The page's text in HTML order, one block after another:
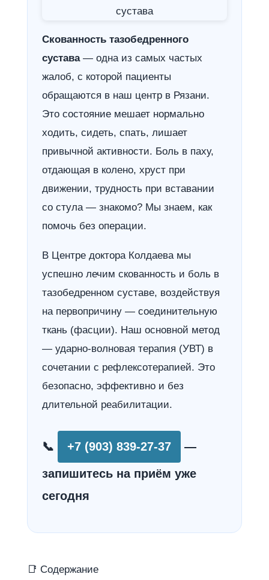
Скованность тазобедренного
сустава— одна из самых частых
жалоб, с которой пациенты
обращаются в наш центр в Рязани.
Это состояние мешает нормально
ходить, сидеть, спать, лишает
привычной активности. Боль в паху,
отдающая в колено, хруст при
движении, трудность при вставании
со стула — знакомо? Мы знаем, как
помочь без операции.
В Центре доктора Колдаева мы
успешно лечим скованность и боль в
тазобедренном суставе, воздействуя
на первопричину — соединительную
ткань (фасции). Наш основной метод
— ударно-волновая терапия (УВТ) в
сочетании с рефлексотерапией. Это
безопасно, эффективно и без
длительной реабилитации.
📞 +7 (903) 839-27-37 —
запишитесь на приём уже
сегодня
📑 Содержание